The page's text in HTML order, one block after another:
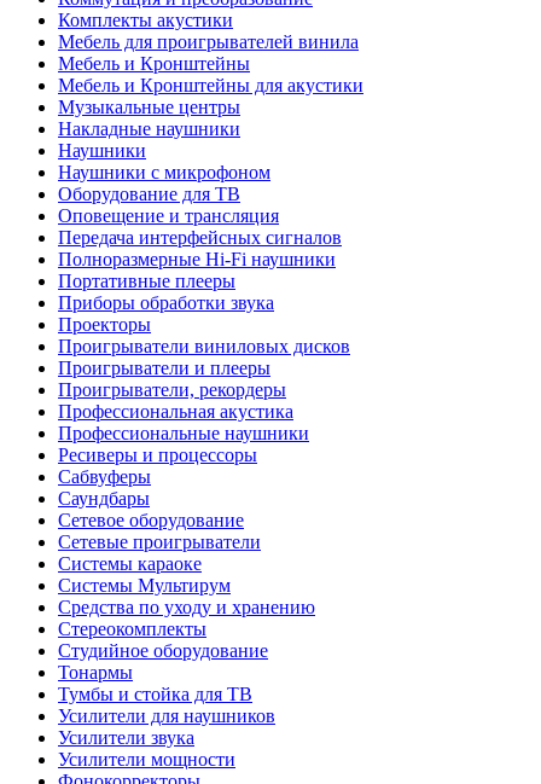
Комплекты акустики
Мебель для проигрывателей винила
Мебель и Кронштейны
Мебель и Кронштейны для акустики
Музыкальные центры
Накладные наушники
Наушники
Наушники с микрофоном
Оборудование для ТВ
Оповещение и трансляция
Передача интерфейсных сигналов
Полноразмерные Hi-Fi наушники
Портативные плееры
Приборы обработки звука
Проекторы
Проигрыватели виниловых дисков
Проигрыватели и плееры
Проигрыватели, рекордеры
Профессиональная акустика
Профессиональные наушники
Ресиверы и процессоры
Сабвуферы
Саундбары
Сетевое оборудование
Сетевые проигрыватели
Системы караоке
Системы Мультирум
Средства по уходу и хранению
Стереокомплекты
Студийное оборудование
Тонармы
Тумбы и стойка для ТВ
Усилители для наушников
Усилители звука
Усилители мощности